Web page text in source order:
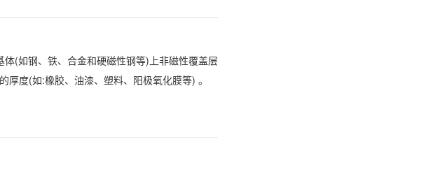
(如钢、铁、合金和硬磁性钢等)上非磁性覆盖层
度(如:橡胶、油漆、塑料、阳极氧化膜等) 。